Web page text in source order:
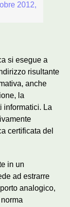
2012,
si esegue a
risultante
anche
la
informatici. La
certificata del
in un
ad estrarre
analogico,